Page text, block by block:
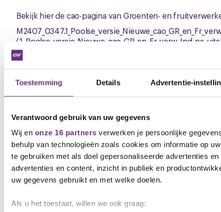
Toestemming Details Advertentie-
Verantwoord gebruik van uw gegevens
Wij en onze 16 partners verwerken je persoonlijke
behulp van technologieën zoals cookies om informatie op
te gebruiken met als doel gepersonaliseerde advertenties
advertenties en content, inzicht in publiek en
uw gegevens gebruikt en met welke doelen.
Als u het toestaat, willen we ook graag:
Bekijk hier de cao-pagina van Groenten- en
Gerelateerd nieuws
NIEUWS